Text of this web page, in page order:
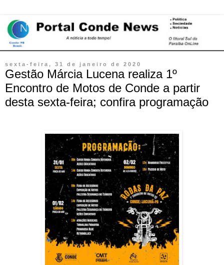
sexta-feira, 31 de janeiro de 2020
Gestão Márcia Lucena realiza 1º
Encontro de Motos de Conde a partir
desta sexta-feira; confira programação